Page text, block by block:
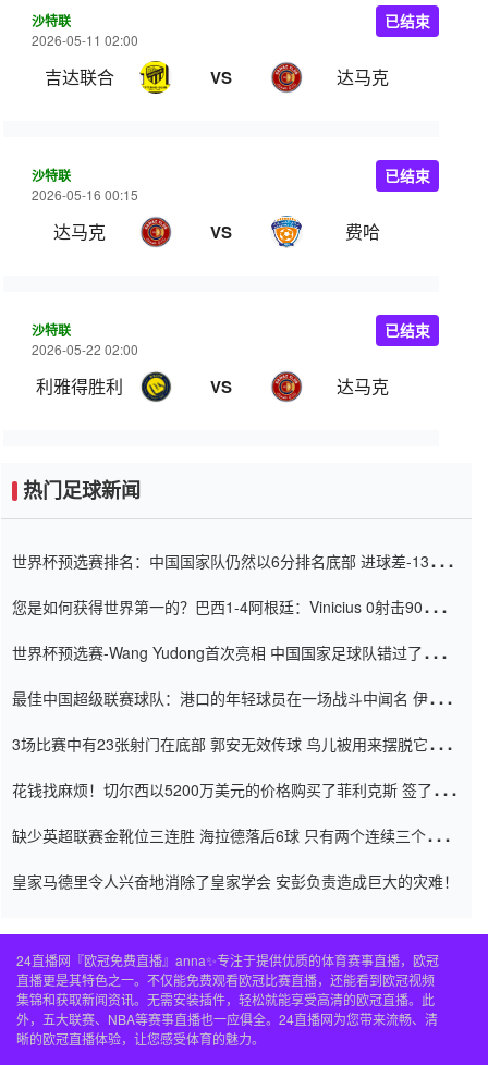
沙特联
2026-05-11 02:00
吉达联合 VS 达马克
已结束
沙特联
2026-05-16 00:15
达马克 VS 费哈
已结束
沙特联
2026-05-22 02:00
利雅得胜利 VS 达马克
已结束
热门足球新闻
世界杯预选赛排名：中国国家队仍然以6分排名底部 进球差-13令人
您是如何获得世界第一的？巴西1-4阿根廷：Vinicius 0射击90分钟
世界杯预选赛-Wang Yudong首次亮相 中国国家足球队错过了世界
最佳中国超级联赛球队：港口的年轻球员在一场战斗中闻名 伊万放
3场比赛中有23张射门在底部 郭安无效传球 鸟儿被用来摆脱它
花钱找麻烦！切尔西以5200万美元的价格购买了菲利克斯 签了7年
缺少英超联赛金靴位三连胜 海拉德落后6球 只有两个连续三个连续
皇家马德里令人兴奋地消除了皇家学会 安彭负责造成巨大的灾难！
24直播网『欧冠免费直播』anna✨专注于提供优质的体育赛事直播，欧冠
直播更是其特色之一。不仅能免费观看欧冠比赛直播，还能看到欧冠视频
集锦和获取新闻资讯。无需安装插件，轻松就能享受高清的欧冠直播。此
外，五大联赛、NBA等赛事直播也一应俱全。24直播网为您带来流畅、清
晰的欧冠直播体验，让您感受体育的魅力。